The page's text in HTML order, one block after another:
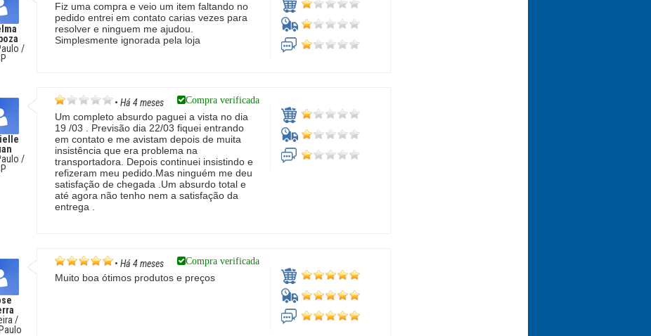
/
Fiz uma compra e veio um item faltando no
pedido entrei em contato carias vezes para
resolver e ninguem me ajudou.
Simplesmente ignorada pela loja
/
• Há 4 meses Compra verificada
Um completo absurdo paguei a vista no dia
19 /03 . Previsão dia 22/03 fiquei entrando
em contato e me avistam depois de muita
insistência que era problema na
transportadora. Depois continuei insistindo e
refizeram meu pedido.Mas ninguém me deu
satisfação de chegada .Um absurdo total e
até agora não tenho nem a satisfação da
entrega .
/
• Há 4 meses Compra verificada
Muito boa ótimos produtos e preços